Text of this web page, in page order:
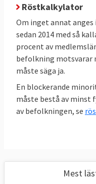
representeras
medan
Sysselsättning,
sjukvård samt
flera olika
Ministerrådet
kommissionen.
Rådet är
november 2014
majoritet: minst
Röstkalkylator
Om inget annat
sedan 2014 med så
procent av
befolkning motsvarar
måste säga ja.
En blockerande
måste bestå av minst
av befolkningen, se
Mest